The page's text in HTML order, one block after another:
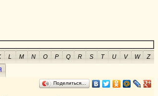
L M N O P Q R S T U V W
Z
Поделиться…